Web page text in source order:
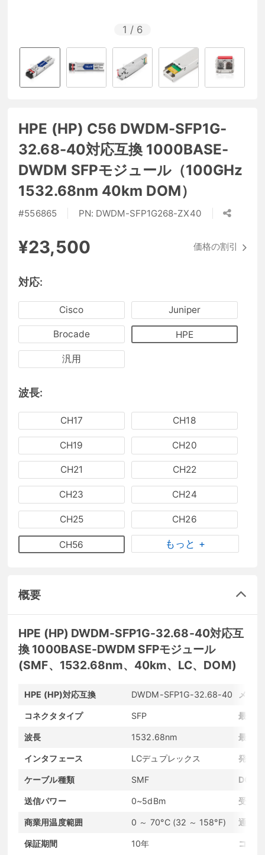
1 / 6
HPE (HP) C56 DWDM-SFP1G-
32.68-40対応互換 1000BASE-
DWDM SFPモジュール（100GHz
1532.68nm 40km DOM）
#556865 PN: DWDM-SFP1G268-ZX40
¥23,500 価格の割引
対応:
Cisco Juniper
Brocade HPE
汎用
波長:
CH17 CH18
CH19 CH20
CH21 CH22
CH23 CH24
CH25 CH26
CH56 もっと +
概要
HPE (HP) DWDM-SFP1G-32.68-40対応互
換 1000BASE-DWDM SFPモジュール
(SMF、1532.68nm、40km、LC、DOM)
HPE (HP)対応互換 DWDM-SFP1G-32.68-40 メー
コネクタタイプ SFP 最大
波長 1532.68nm 最大
インタフェース LCデュプレックス 発光
ケーブル種類 SMF DOM
送信パワー 0~5dBm 受信
商業用温度範囲 0 ～ 70°C (32 ～ 158°F) 通信
保証期間 10年 コン